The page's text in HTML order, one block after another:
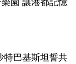
園 讓港都記憶
特巴基斯坦誓共